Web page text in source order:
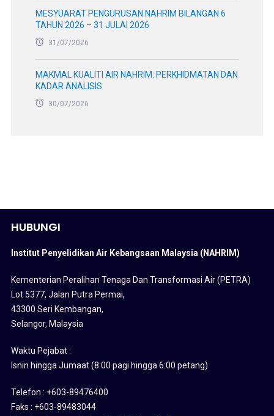
MESYUARAT PENGURUSAN NAHRIM BILANGAN 6
TAHUN 2026 – 31 JULAI 2026
31/07/2026
MAKMAL KUALITI AIR NAHRIM: PERKHIDMATAN DAN
KADAR ANALISIS
30/07/2026
HUBUNGI
Institut Penyelidikan Air Kebangsaan Malaysia (NAHRIM)
Kementerian Peralihan Tenaga Dan Transformasi Air (PETRA)
Lot 5377, Jalan Putra Permai,
43300 Seri Kembangan,
Selangor, Malaysia
Waktu Pejabat :
Isnin hingga Jumaat (8:00 pagi hingga 6:00 petang)
Telefon : +603-89476400
Faks : +603-89483044